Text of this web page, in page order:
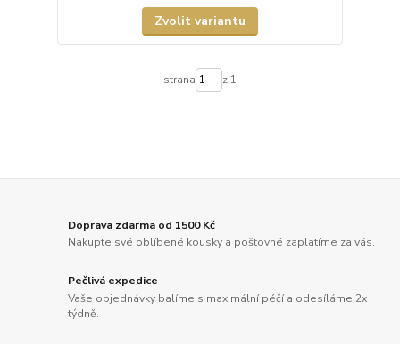
Zvolit variantu
strana z 1
Doprava zdarma od 1500 Kč
Nakupte své oblíbené kousky a poštovné zaplatíme za vás.
Pečlivá expedice
Vaše objednávky balíme s maximální péčí a odesíláme 2x
týdně.